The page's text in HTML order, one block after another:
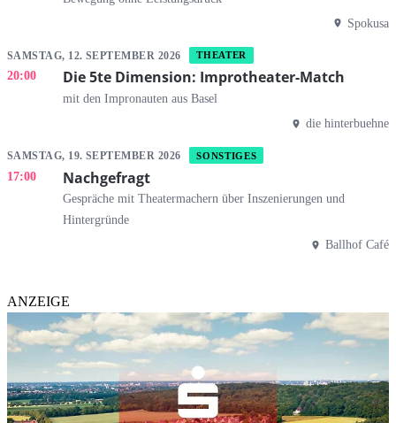
Spokusa
SAMSTAG, 12. SEPTEMBER 2026 THEATER
20:00 Die 5te Dimension: Improtheater-Match
mit den Impronauten aus Basel
die hinterbuehne
SAMSTAG, 19. SEPTEMBER 2026 SONSTIGES
17:00 Nachgefragt
Gespräche mit Theatermachern über Inszenierungen und
Hintergründe
Ballhof Café
ANZEIGE